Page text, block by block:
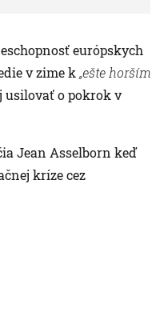
európskych
v zime k „ešte horším
usilovať o pokrok v
Jean Asselborn keď
kríze cez